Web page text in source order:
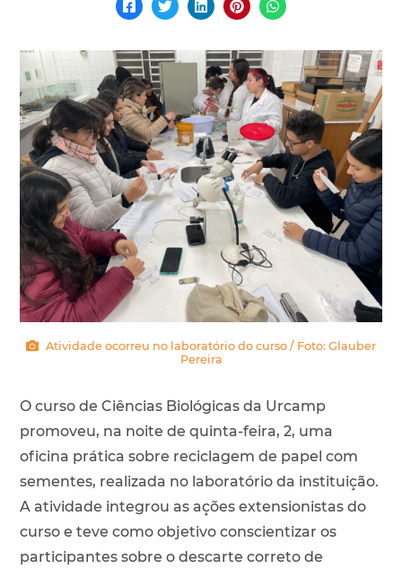
Atividade ocorreu no laboratório do curso / Foto: Glauber
Pereira
O curso de Ciências Biológicas da Urcamp
promoveu, na noite de quinta-feira, 2, uma
oficina prática sobre reciclagem de papel com
sementes, realizada no laboratório da instituição.
A atividade integrou as ações extensionistas do
curso e teve como objetivo conscientizar os
participantes sobre o descarte correto de